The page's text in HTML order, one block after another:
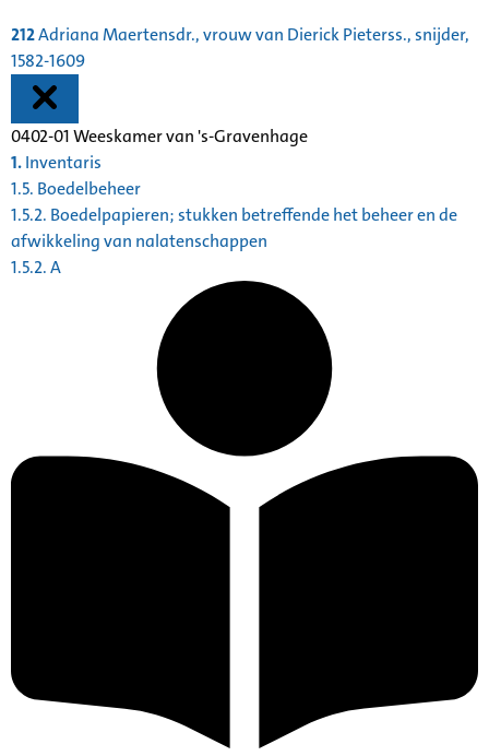
212Adriana Maertensdr., vrouw van Dierick Pieterss., snijder,
1582-1609
0402-01 Weeskamer van 's-Gravenhage
1.Inventaris
1.5. Boedelbeheer
1.5.2. Boedelpapieren; stukken betreffende het beheer en de
afwikkeling van nalatenschappen
1.5.2. A